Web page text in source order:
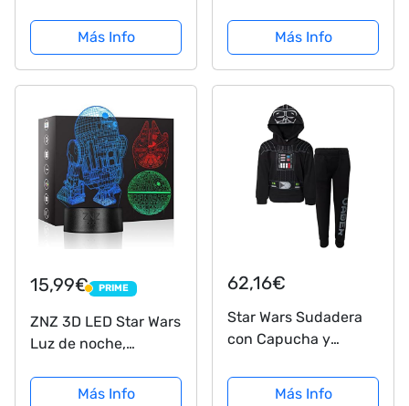
niños, tamaño
mediano
Más Info
única 4-8 años
(Rubie's 3446)
Más Info
15,99€ PRIME
PRIME
ZNZ 3D LED Star Wars
Luz de noche,
Death Star + R2-D2 +
Más Info
62,16€
Star Wars Sudadera
con Capucha y
de Darth Vader para
Más Info